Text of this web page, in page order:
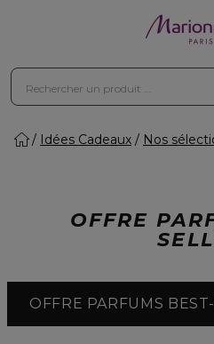
Idées Cadeaux Nos
OFFRE
OFFRE PARFUMS